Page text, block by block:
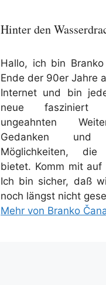
Hinter den
Hallo, ich bin
Ende der 90er Jahre
Internet und bin
neue
ungeahnten
Gedanken und
Möglichkeiten,
bietet. Komm mit auf
Ich bin sicher, daß
noch längst nicht
Mehr von Branko